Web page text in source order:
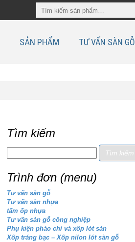
SẢN PHẨM TƯ VẤN SÀN GỖ
Tìm kiếm
Trình đơn (menu)
Tư vấn sàn gỗ
Tư vấn sàn nhựa
tấm ốp nhựa
Tư vấn sàn gỗ công nghiệp
Phụ kiện phào chỉ và xốp lót sàn
Xốp tráng bạc – Xốp nilon lót sàn gỗ